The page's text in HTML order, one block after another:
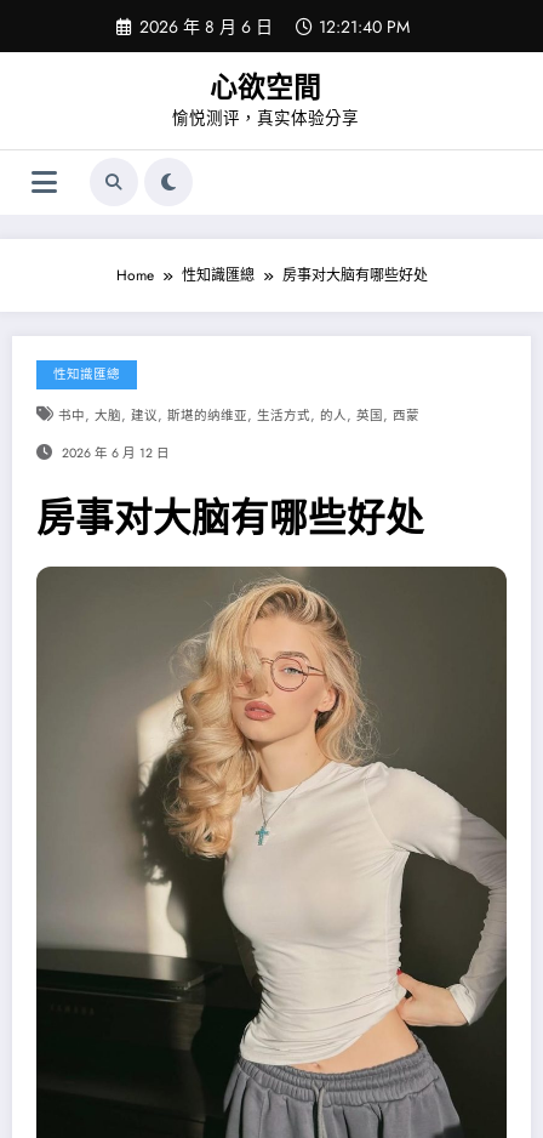
content
2026 年 8 月 6 日 12:21:41 PM
心欲空間
愉悦测评，真实体验分享
Home 性知識匯總 房事对大脑有哪些好处
性知識匯總
书中, 大脑, 建议, 斯堪的纳维亚, 生活方式, 的人, 英国, 西蒙
2026 年 6 月 12 日
房事对大脑有哪些好处